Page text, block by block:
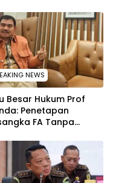
WAWOONE!
NEWS
Besar Hukum Prof
Penetapan
FA Tanpa
Tetap Sah
Hukum